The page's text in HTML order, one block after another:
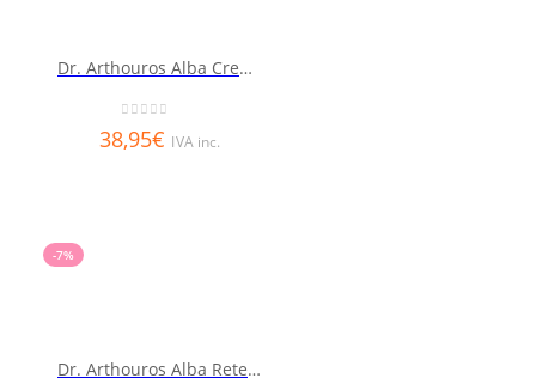
Dr. Arthouros Alba Crema Hidratación y Regeneración Barrera 50ml
38,95€ IVA inc.
-7%
Dr. Arthouros Alba Retexturizante Noche Retinol 0.5 Puro 50 ml